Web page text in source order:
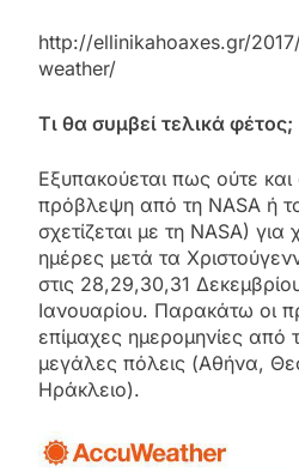
http://ellinikahoaxes.gr/
weather/
Τι θα συμβεί τελικά φέτος;
Εξυπακούεται πως ούτε
πρόβλεψη από τη NASA ή
σχετίζεται με τη NASA) για
ημέρες μετά τα
στις 28,29,30,31
Ιανουαρίου. Παρακάτω οι
επίμαχες ημερομηνίες από
μεγάλες πόλεις (Αθήνα,
Ηράκλειο).